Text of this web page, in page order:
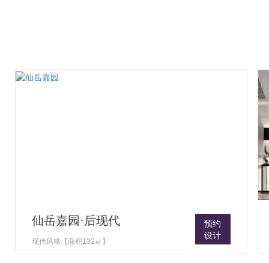
仙岳嘉园·后现代
现代风格【面积132㎡】
预约
设计